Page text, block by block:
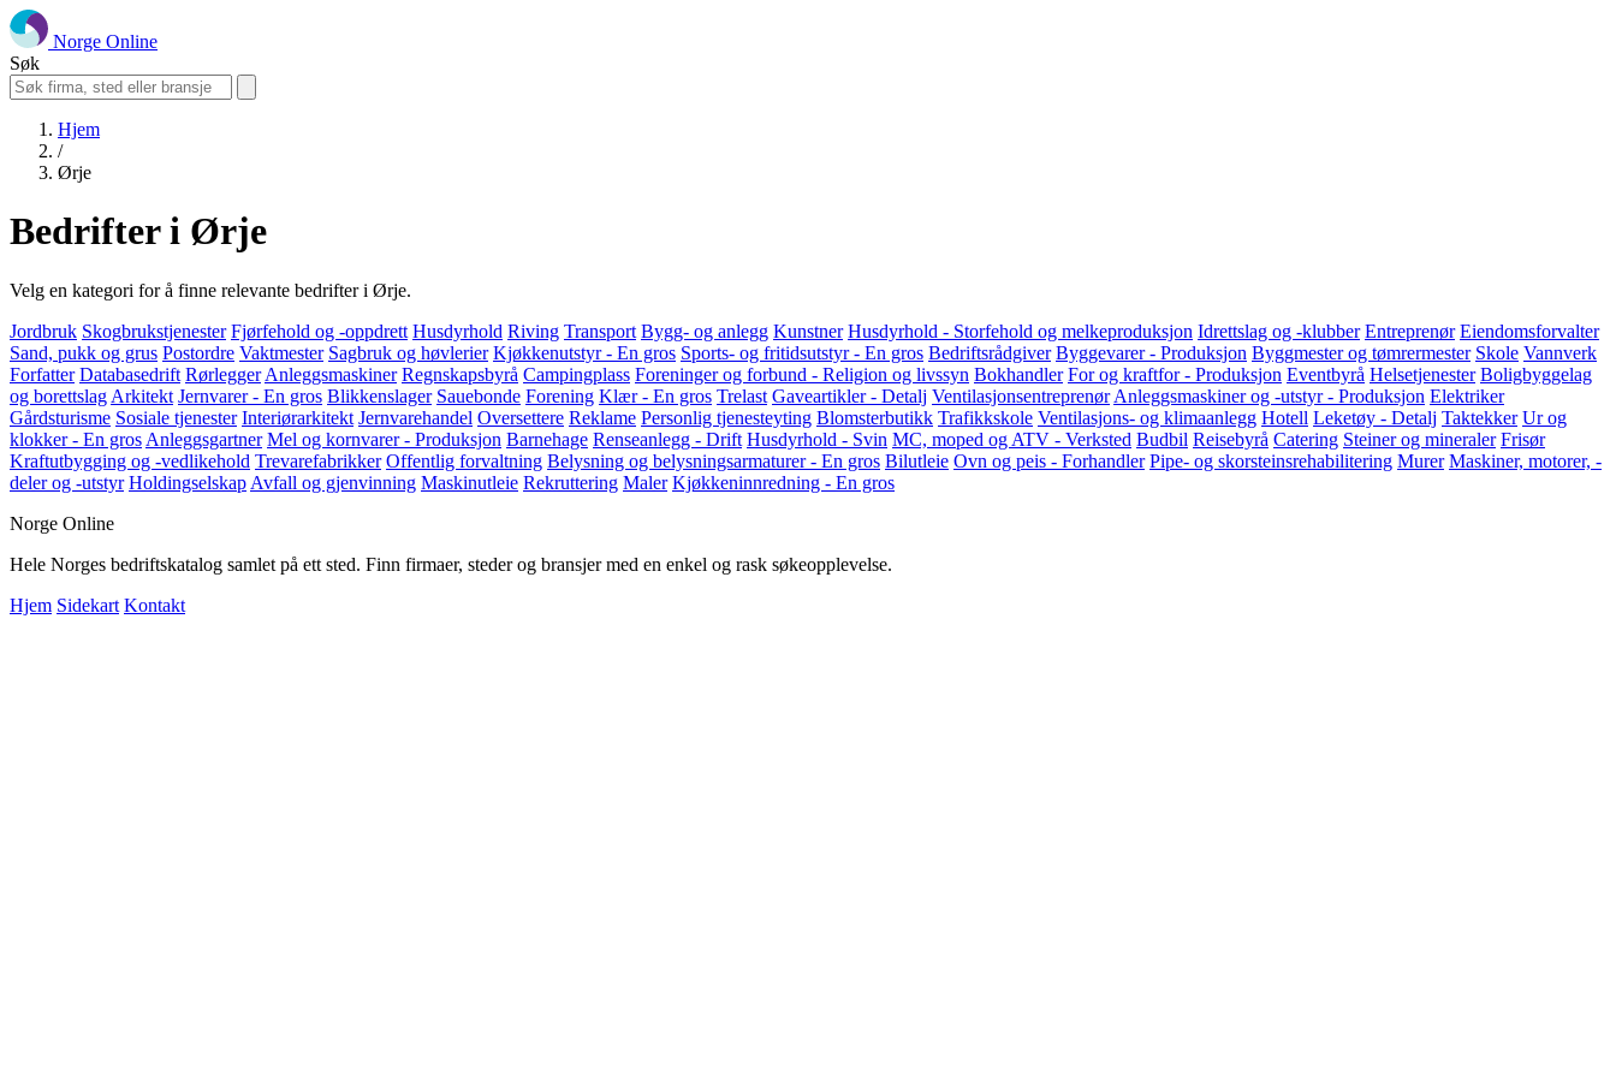
Norge Online
Søk
Hjem
/
Ørje
Bedrifter i Ørje
Velg en kategori for å finne relevante bedrifter i Ørje.
Jordbruk Skogbrukstjenester Fjørfehold og -oppdrett Husdyrhold Riving Transport Bygg- og anlegg Kunstner Husdyrhold - Storfehold og melkeproduksjon Idrettslag og -klubber Entreprenør Eiendomsforvalter
Sand, pukk og grus Postordre Vaktmester Sagbruk og høvlerier Kjøkkenutstyr - En gros Sports- og fritidsutstyr - En gros Bedriftsrådgiver Byggevarer - Produksjon Byggmester og tømrermester Skole Vannverk
Forfatter Databasedrift Rørlegger Anleggsmaskiner Regnskapsbyrå Campingplass Foreninger og forbund - Religion og livssyn Bokhandler For og kraftfor - Produksjon Eventbyrå Helsetjenester Boligbyggelag
og borettslag Arkitekt Jernvarer - En gros Blikkenslager Sauebonde Forening Klær - En gros Trelast Gaveartikler - Detalj Ventilasjonsentreprenør Anleggsmaskiner og -utstyr - Produksjon Elektriker
Gårdsturisme Sosiale tjenester Interiørarkitekt Jernvarehandel Oversettere Reklame Personlig tjenesteyting Blomsterbutikk Trafikkskole Ventilasjons- og klimaanlegg Hotell Leketøy - Detalj Taktekker Ur og
klokker - En gros Anleggsgartner Mel og kornvarer - Produksjon Barnehage Renseanlegg - Drift Husdyrhold - Svin MC, moped og ATV - Verksted Budbil Reisebyrå Catering Steiner og mineraler Frisør
Kraftutbygging og -vedlikehold Trevarefabrikker Offentlig forvaltning Belysning og belysningsarmaturer - En gros Bilutleie Ovn og peis - Forhandler Pipe- og skorsteinsrehabilitering Murer Maskiner, motorer, -
deler og -utstyr Holdingselskap Avfall og gjenvinning Maskinutleie Rekruttering Maler Kjøkkeninnredning - En gros
Norge Online
Hele Norges bedriftskatalog samlet på ett sted. Finn firmaer, steder og bransjer med en enkel og rask søkeopplevelse.
Hjem Sidekart Kontakt